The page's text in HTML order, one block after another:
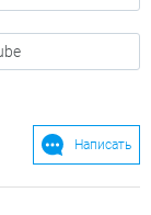
Написать